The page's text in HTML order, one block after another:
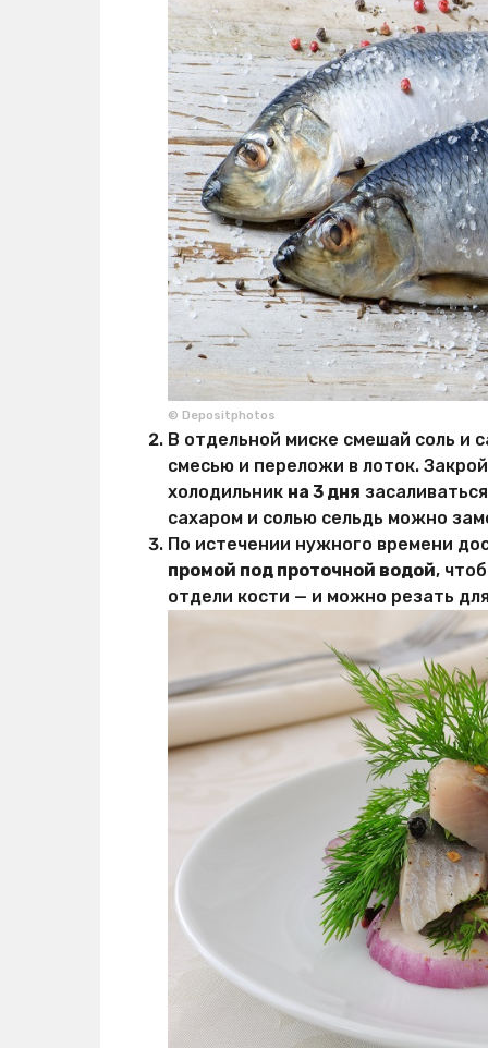
© Depositphotos
В отдельной миске смешай соль и
смесью и переложи в лоток.
холодильник на 3 дня
сахаром и солью сельдь можно
По истечении нужного времени
промой под проточной водой,
отдели кости — и можно резать